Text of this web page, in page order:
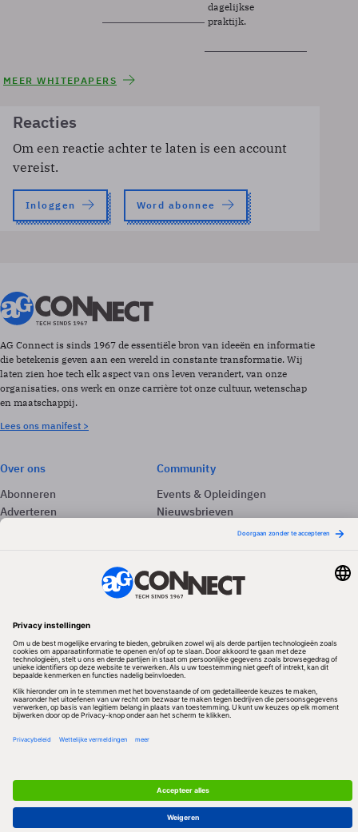
dagelijkse
praktijk.
MEER WHITEPAPERS
Reacties
Om een reactie achter te laten is een account
vereist.
Inloggen Word abonnee
AG Connect is sinds 1967 de essentiële bron van ideeën en informatie
die betekenis geven aan een wereld in constante transformatie. Wij
laten zien hoe tech elk aspect van ons leven verandert, van onze
organisaties, ons werk en onze carrière tot onze cultuur, wetenschap
en maatschappij.
Lees ons manifest >
Over ons
Abonneren
Adverteren
Community
Events & Opleidingen
Nieuwsbrieven
Redactionele partner
Privacy & Cookies